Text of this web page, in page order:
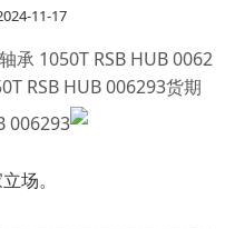
11-17
承 1050T RSB HUB 0062
RSB HUB 006293货期
006293
场。